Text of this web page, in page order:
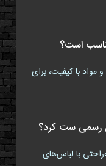
است؟
مواد با کیفیت، برای
رسمی ست کرد؟
با لباس‌های